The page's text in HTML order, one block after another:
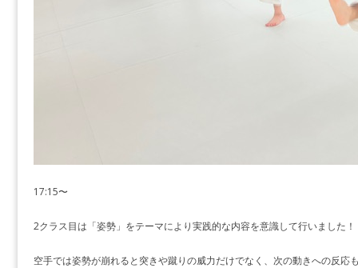
17:15〜
2クラス目は「姿勢」をテーマにより実践的な内容を意識して行いました！
空手では姿勢が崩れると突きや蹴りの威力だけでなく、次の動きへの反応